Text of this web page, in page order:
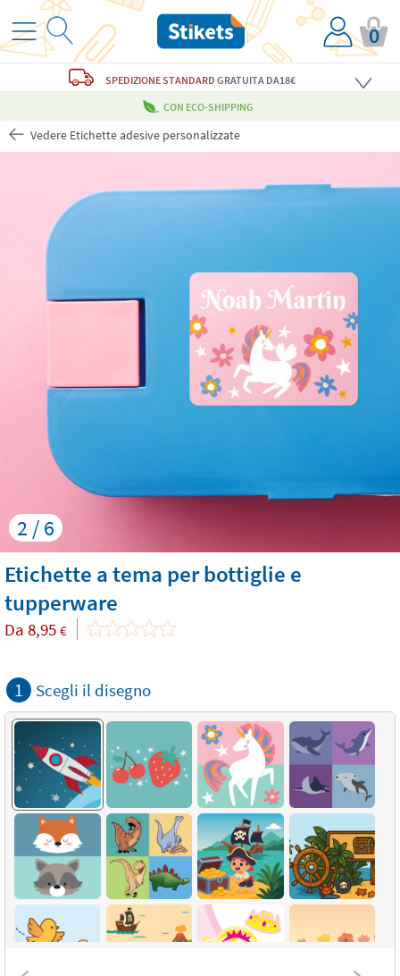
0
SPEDIZIONE STANDARD GRATUITADA18€
CON ECO-SHIPPING
Vedere Etichette adesive personalizzate
2 / 6
Etichette a tema per bottiglie e
tupperware
Da 8,95 €
1 Scegli il disegno